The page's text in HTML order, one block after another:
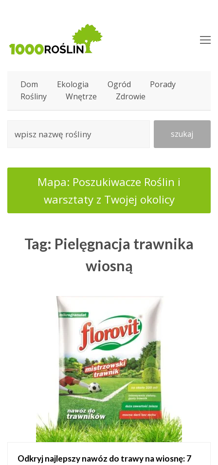
Dom Ekologia Ogród
Porady
Rośliny
Wnętrze Zdrowie
szukaj
Mapa: Poszukiwacze Roślin i
warsztaty z Twojej okolicy
Tag: Pielęgnacja trawnika
wiosną
Odkryj najlepszy nawóz do trawy na wiosnę: 7